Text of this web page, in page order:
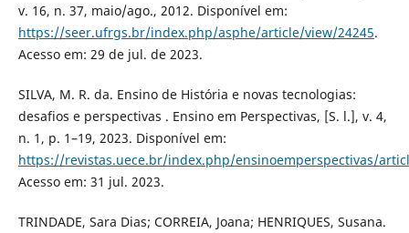
v. 16, n. 37, maio/ago., 2012. Disponível em:
https://seer.ufrgs.br/index.php/asphe/article/view/24245.
Acesso em: 29 de jul. de 2023.
SILVA, M. R. da. Ensino de História e novas tecnologias:
desafios e perspectivas . Ensino em Perspectivas, [S. l.], v. 4,
n. 1, p. 1–19, 2023. Disponível em:
https://revistas.uece.br/index.php/ensinoemperspectivas/
Acesso em: 31 jul. 2023.
TRINDADE, Sara Dias; CORREIA, Joana; HENRIQUES, Susana.